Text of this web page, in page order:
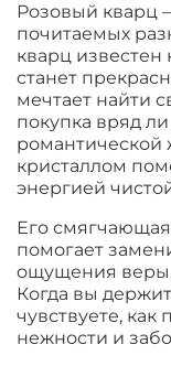
Розовый кварц
почитаемых
кварц
станет
мечтает найти
покупка вряд
романтической
кристаллом
энергией
Его
помогает
ощущения
Когда вы
чувствуете, как
нежности и